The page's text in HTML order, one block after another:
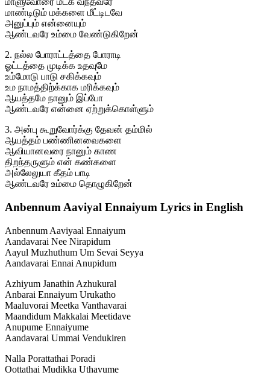
மாண்டிடும் மக்களை மீட்டிடவே
அனுப்பும் என்னையும்
ஆண்டவரே உம்மை வேண்டுகிறேன்
2. நல்ல போராட்டத்தை போராடி
ஓட்டத்தை முடிக்க உதவுமே
உம்மோடு பாடு சகிக்கவும்
உம நாமத்திற்க்காக மரிக்கவும்
ஆயத்தமே நானும் இப்போ
ஆண்டவரே என்னை ஏற்றுக்கொள்ளும்
3. அன்பு கூறுவோர்க்கு தேவன் தம்மில்
ஆயத்தம் பண்ணினவைகளை
ஆவியானவரை நானும் காண
திறந்தருளும் என் கண்களை
அல்லேலுயா கீதம் பாடி
ஆண்டவரே உம்மை தொழுகிறேன்
Anbennum Aaviyal Ennaiyum Lyrics in English
Anbennum Aaviyaal Ennaiyum
Aandavarai Nee Nirapidum
Aayul Muzhuthum Um Sevai Seyya
Aandavarai Ennai Anupidum
Azhiyum Janathin Azhukural
Anbarai Ennaiyum Urukatho
Maaluvorai Meetka Vanthavarai
Maandidum Makkalai Meetidave
Anupume Ennaiyume
Aandavarai Ummai Vendukiren
Nalla Porattathai Poradi
Oottathai Mudikka Uthavume